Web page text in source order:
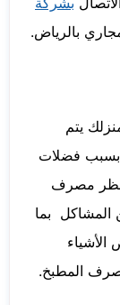
بالرياض.
يتم
بسبب فضلات
حظر مصرف
المشاكل بما
الأشياء
مصرف المطبخ.